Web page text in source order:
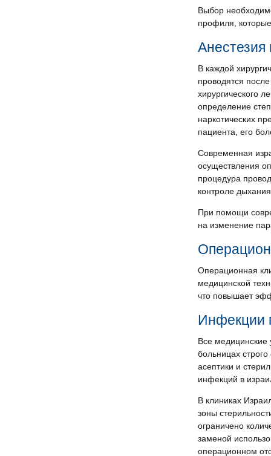
Выбор
профиля,
В каждой
проводятся
хирургического
определение
наркотических
пациента, его
Современная
осуществления
процедура
контроле
При помощи
на изменение
Операционная
медицинской
что повышает
Инфекции
Все медицинские
больницах
асептики и
инфекций в
В клиниках
зоны
ограничено
заменой
операционном